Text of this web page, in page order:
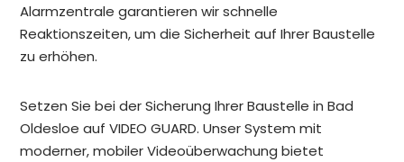
Alarmzentrale garantieren wir schnelle
Reaktionszeiten, um die Sicherheit auf Ihrer Baustelle
zu erhöhen.
Setzen Sie bei der Sicherung Ihrer Baustelle in Bad
Oldesloe auf VIDEO GUARD. Unser System mit
moderner, mobiler Videoüberwachung bietet